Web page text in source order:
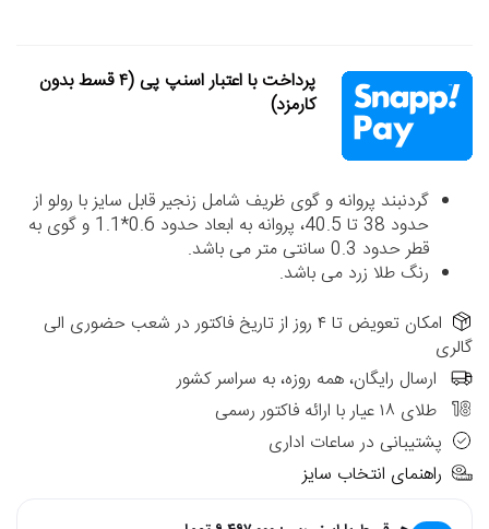
پرداخت با اعتبار اسنپ پی (۴ قسط بدون
کارمزد)
گردنبند پروانه و گوی ظریف شامل زنجیر قابل سایز با رولو از
حدود 38 تا 40.5، پروانه به ابعاد حدود 0.6*1.1 و گوی به
قطر حدود 0.3 سانتی متر می باشد.
رنگ طلا زرد می باشد.
امکان تعویض تا ۴ روز از تاریخ فاکتور در شعب حضوری الی
گالری
ارسال رایگان، همه روزه، به سراسر کشور
طلای ۱۸ عیار با ارائه فاکتور رسمی
پشتیبانی در ساعات اداری
راهنمای انتخاب سایز